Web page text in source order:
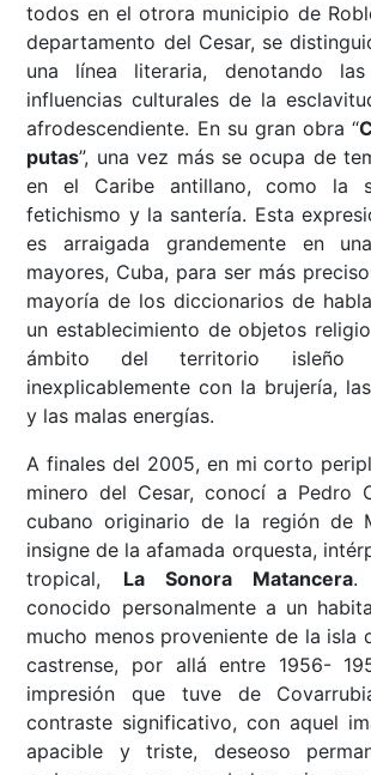
todos en el otrora municipio de
departamento del Cesar, se
una línea literaria, denotando
influencias culturales de la
afrodescendiente. En su gran obra “
putas”, una vez más se ocupa de
en el Caribe antillano, como la
fetichismo y la santería. Esta
es arraigada grandemente en
mayores, Cuba, para ser más
mayoría de los diccionarios de
un establecimiento de objetos
ámbito del territorio isleño
inexplicablemente con la brujería,
y las malas energías.
A finales del 2005, en mi corto
minero del Cesar, conocí a Pedro
cubano originario de la región de
insigne de la afamada orquesta,
tropical, La Sonora Matancera.
conocido personalmente a un
mucho menos proveniente de la isla
castrense, por allá entre 1956-
impresión que tuve de
contraste significativo, con aquel
apacible y triste, deseoso